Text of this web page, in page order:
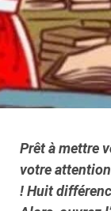
Prêt à mettre
votre
!Huit